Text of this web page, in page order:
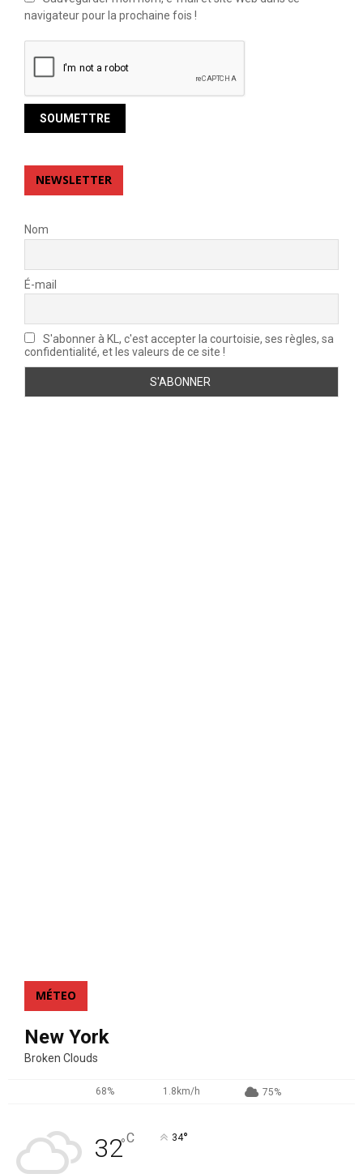
navigateur pour la prochaine fois !
NEWSLETTER
Nom
É-mail
S'abonner à KL, c'est accepter la courtoisie, ses règles, sa
confidentialité, et les valeurs de ce site !
MÉTEO
New York
Broken Clouds
68% 1.8km/h 75%
32°C 34°